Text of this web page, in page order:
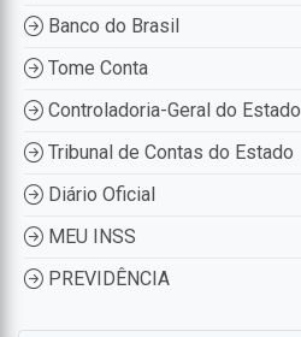
Banco do Brasil
Tome Conta
Controladoria-Geral do Estado
Tribunal de Contas do Estado
Diário Oficial
MEU INSS
PREVIDÊNCIA